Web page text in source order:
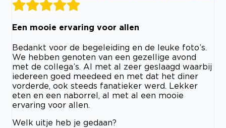
Een mooie ervaring voor allen
Bedankt voor de begeleiding en de leuke foto’s.
We hebben genoten van een gezellige avond
met de collega’s. Al met al zeer geslaagd waarbij
iedereen goed meedeed en met dat het diner
vorderde, ook steeds fanatieker werd. Lekker
eten en een naborrel, al met al een mooie
ervaring voor allen.
Welk uitje heb je gedaan?